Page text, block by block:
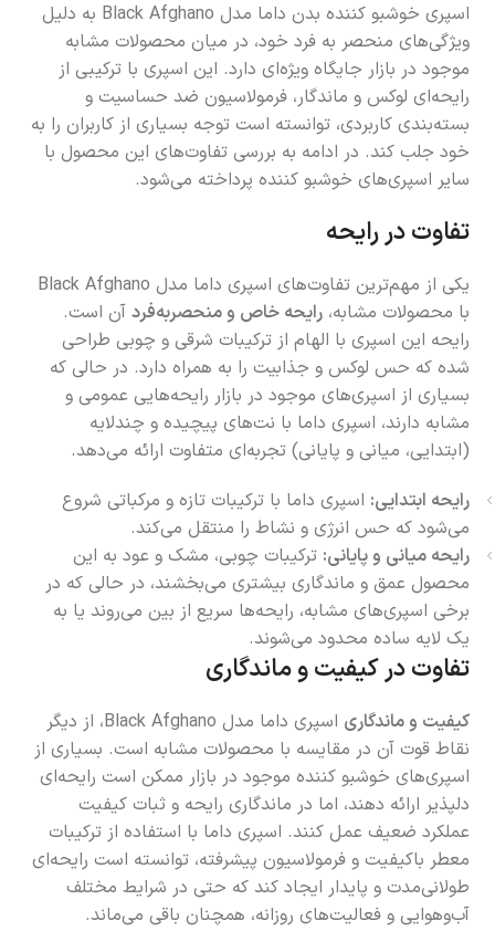
اسپری خوشبو کننده بدن داما مدل Black Afghano به دلیل
ویژگی‌های منحصر به فرد خود، در میان محصولات مشابه
موجود در بازار جایگاه ویژه‌ای دارد. این اسپری با ترکیبی از
رایحه‌ای لوکس و ماندگار، فرمولاسیون ضد حساسیت و
بسته‌بندی کاربردی، توانسته است توجه بسیاری از کاربران را به
خود جلب کند. در ادامه به بررسی تفاوت‌های این محصول با
سایر اسپری‌های خوشبو کننده پرداخته می‌شود.
تفاوت در رایحه
یکی از مهم‌ترین تفاوت‌های اسپری داما مدل Black Afghano
با محصولات مشابه،رایحه خاص و منحصربه‌فرد آن است.
رایحه این اسپری با الهام از ترکیبات شرقی و چوبی طراحی
شده که حس لوکس و جذابیت را به همراه دارد. در حالی که
بسیاری از اسپری‌های موجود در بازار رایحه‌هایی عمومی و
مشابه دارند، اسپری داما با نت‌های پیچیده و چندلایه
(ابتدایی، میانی و پایانی) تجربه‌ای متفاوت ارائه می‌دهد.
رایحه ابتدایی: اسپری داما با ترکیبات تازه و مرکباتی شروع
می‌شود که حس انرژی و نشاط را منتقل می‌کند.
رایحه میانی و پایانی: ترکیبات چوبی، مشک و عود به این
محصول عمق و ماندگاری بیشتری می‌بخشند، در حالی که در
برخی اسپری‌های مشابه، رایحه‌ها سریع از بین می‌روند یا به
یک لایه ساده محدود می‌شوند.
تفاوت در کیفیت و ماندگاری
کیفیت و ماندگاری
اسپری داما مدل Black Afghano، از دیگر
نقاط قوت آن در مقایسه با محصولات مشابه است. بسیاری از
اسپری‌های خوشبو کننده موجود در بازار ممکن است رایحه‌ای
دلپذیر ارائه دهند، اما در ماندگاری رایحه و ثبات کیفیت
عملکرد ضعیف عمل کنند. اسپری داما با استفاده از ترکیبات
معطر باکیفیت و فرمولاسیون پیشرفته، توانسته است رایحه‌ای
طولانی‌مدت و پایدار ایجاد کند که حتی در شرایط مختلف
آب‌وهوایی و فعالیت‌های روزانه، همچنان باقی می‌ماند.